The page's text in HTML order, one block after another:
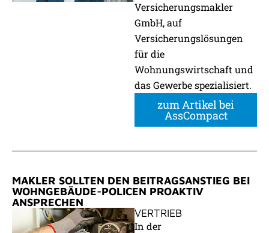
Versicherungsmakler
GmbH, auf
Versicherungslösungen
für die
Wohnungswirtschaft und
das Gewerbe spezialisiert.
zum Artikel bei
AssCompact
MAKLER SOLLTEN DEN BEITRAGSANSTIEG BEI
WOHNGEBÄUDE-POLICEN PROAKTIV
ANSPRECHEN
VERTRIEB
In der